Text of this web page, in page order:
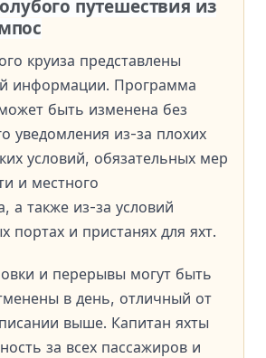
(4 дня / 3 ночи)
в Андриаке → 15:00 выход
Чамлык → ночёвка в
→ Затонувший город →
→ ночёвка в Лиманагзы/
→ Олюдениз → остров
и ночёвка).
из Olympos Tree Houses на
путешествия из
круиза представлены
информации. Программа
быть изменена без
уведомления из-за плохих
условий, обязательных мер
и местного
а также из-за условий
портах и ​​пристанях для яхт.
и перерывы могут быть
в день, отличный от
выше. Капитан яхты
за всех пассажиров и